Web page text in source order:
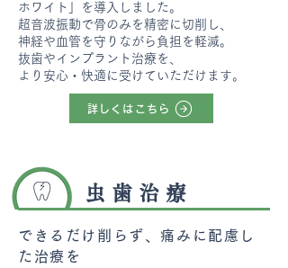
ホワイト」を導入しました。
超音波振動で骨のみを精密に切削し、
神経や血管を守りながら負担を軽減。
抜歯やインプラント治療を、
より安心・快適に受けていただけます。
詳しくはこちら
虫歯治療
できるだけ削らず、痛みに配慮し
た治療を